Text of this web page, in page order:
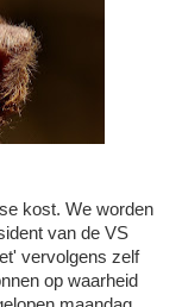
kost. We worden
van de VS
vervolgens zelf
op waarheid